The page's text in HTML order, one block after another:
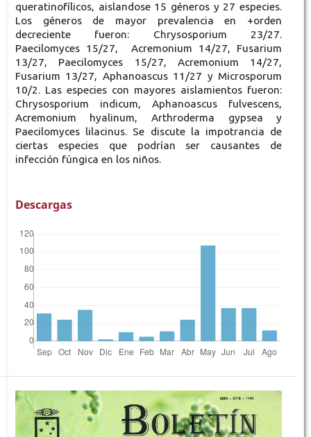
queratinofílicos, aislandose 15 géneros y 27 especies.
Los géneros de mayor prevalencia en +orden
decreciente fueron: Chrysosporium 23/27.
Paecilomyces 15/27, Acremonium 14/27, Fusarium
13/27, Paecilomyces 15/27, Acremonium 14/27,
Fusarium 13/27, Aphanoascus 11/27 y Microsporum
10/2. Las especies con mayores aislamientos fueron:
Chrysosporium indicum, Aphanoascus fulvescens,
Acremonium hyalinum, Arthroderma gypsea y
Paecilomyces lilacinus. Se discute la impotrancia de
ciertas especies que podrían ser causantes de
infección fúngica en los niños.
Descargas